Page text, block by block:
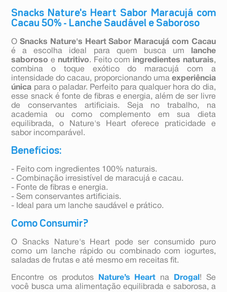
Snacks Nature's Heart Sabor Maracujá com
Cacau 50% - Lanche Saudável e Saboroso
OSnacks Nature's Heart Sabor Maracujá com Cacau
é a escolha ideal para quem busca um
lanche
saboroso e nutritivo. Feito com ingredientes naturais,
combina o toque exótico do maracujá com a
intensidade do cacau, proporcionando uma experiência
única para o paladar. Perfeito para qualquer hora do dia,
esse snack é fonte de fibras e energia, além de ser livre
de conservantes artificiais. Seja no trabalho, na
academia ou como complemento em sua dieta
equilibrada, o Nature's Heart oferece praticidade e
sabor incomparável.
Benefícios:
- Feito com ingredientes 100% naturais.
- Combinação irresistível de maracujá e cacau.
- Fonte de fibras e energia.
- Sem conservantes artificiais.
- Ideal para um lanche saudável e prático.
Como Consumir?
O Snacks Nature's Heart pode ser consumido puro
como um lanche rápido ou combinado com iogurtes,
saladas de frutas e até mesmo em receitas fit.
Encontre os produtos Nature’s Heart na Drogal ! Se
você busca uma alimentação equilibrada e saborosa, a